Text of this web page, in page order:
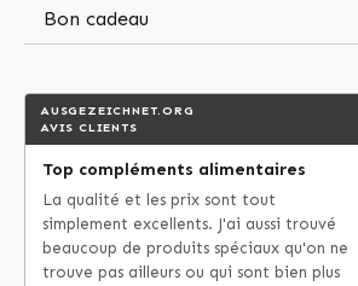
Bon cadeau
AUSGEZEICHNET.ORG
AVIS CLIENTS
Top compléments alimentaires
La qualité et les prix sont tout
simplement excellents. J'ai aussi trouvé
beaucoup de produits spéciaux qu'on ne
trouve pas ailleurs ou qui sont bien plus